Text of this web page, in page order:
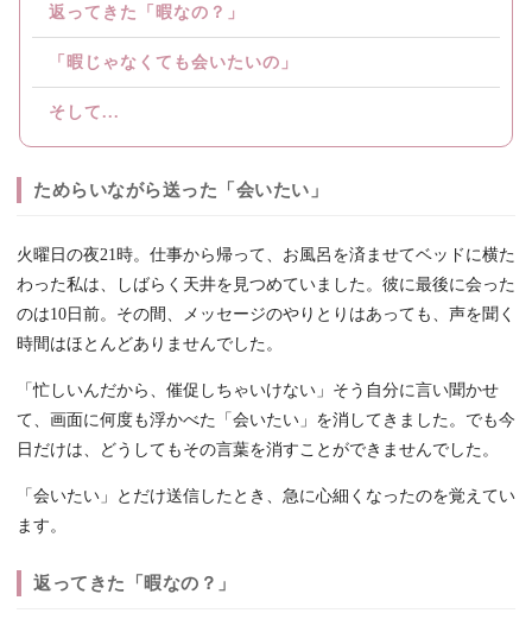
返ってきた「暇なの？」
「暇じゃなくても会いたいの」
そして...
ためらいながら送った「会いたい」
火曜日の夜21時。仕事から帰って、お風呂を済ませてベッドに横た
わった私は、しばらく天井を見つめていました。彼に最後に会った
のは10日前。その間、メッセージのやりとりはあっても、声を聞く
時間はほとんどありませんでした。
「忙しいんだから、催促しちゃいけない」そう自分に言い聞かせ
て、画面に何度も浮かべた「会いたい」を消してきました。でも今
日だけは、どうしてもその言葉を消すことができませんでした。
「会いたい」とだけ送信したとき、急に心細くなったのを覚えてい
ます。
返ってきた「暇なの？」